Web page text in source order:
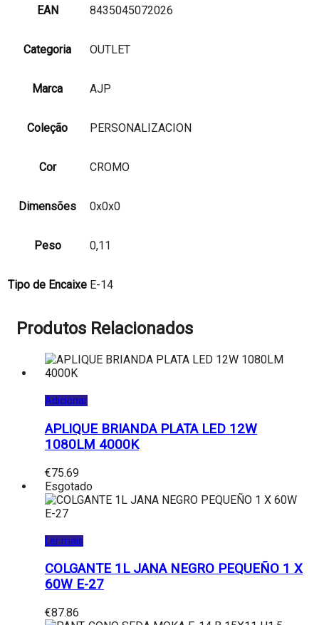
EAN 8435045072026
Categoria OUTLET
Marca AJP
Coleção PERSONALIZACION
Cor CROMO
Dimensões 0x0x0
Peso 0,11
Tipo de Encaixe E-14
Produtos Relacionados
Adicionar
APLIQUE BRIANDA PLATA LED 12W
1080LM 4000K
€75.69
Esgotado
Ler mais
COLGANTE 1L JANA NEGRO PEQUEÑO 1 X
60W E-27
€87.86